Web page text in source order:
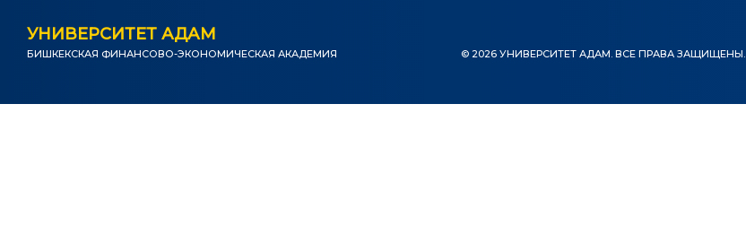
УНИВЕРСИТЕТ АДАМ
БИШКЕКСКАЯ ФИНАНСОВО-ЭКОНОМИЧЕСКАЯ АКАДЕМИЯ © 2026 УНИВЕРСИТЕТ АДАМ. ВСЕ ПРАВА ЗАЩИЩЕНЫ.